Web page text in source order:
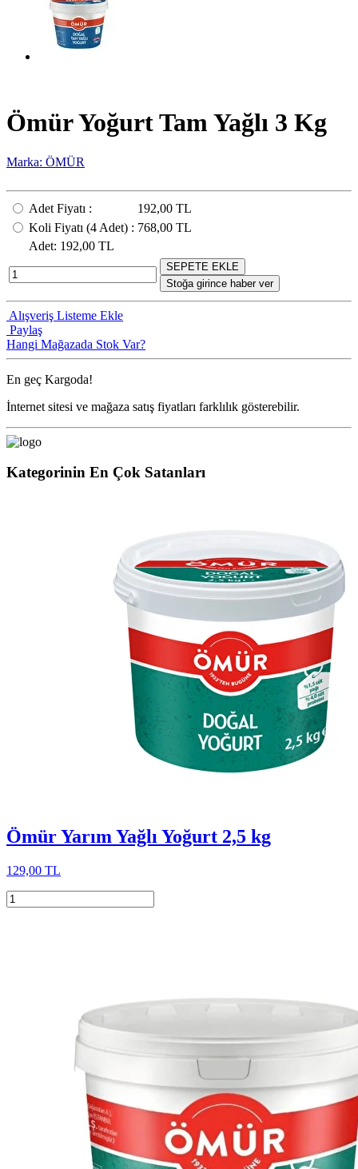
Ömür Yoğurt Tam Yağlı 3 Kg
Marka: ÖMÜR
Adet Fiyatı :
192,00 TL
Koli Fiyatı (4 Adet) : 768,00 TL
Adet: 192,00 TL
SEPETE EKLE
Stoğa girince haber ver
Alışveriş Listeme Ekle
Paylaş
Hangi Mağazada Stok Var?
En geç Kargoda!
İnternet sitesi ve mağaza satış fiyatları farklılık gösterebilir.
Kategorinin En Çok Satanları
Ömür Yarım Yağlı Yoğurt 2,5 kg
129,00 TL